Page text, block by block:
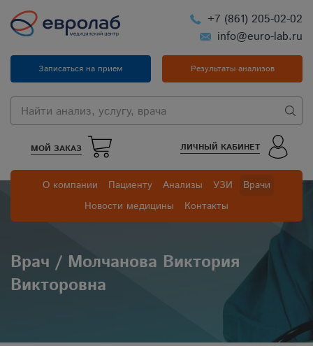
+7 (861) 205-02-02
info@euro-lab.ru
Записаться на прием Результаты анализов
МОЙ ЗАКАЗ ЛИЧНЫЙ КАБИНЕТ
О компании Пациенту Анализы УЗИ
Врачи
Новости медицины
Контакты
Врач / Молчанова Виктория
Викторовна